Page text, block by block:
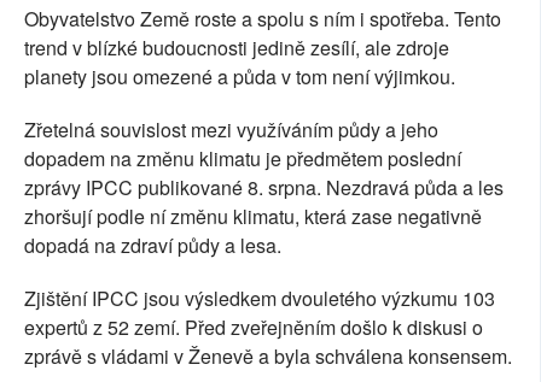
Obyvatelstvo Země roste a spolu s ním i spotřeba. Tento
trend v blízké budoucnosti jedině zesílí, ale zdroje
planety jsou omezené a půda v tom není výjimkou.
Zřetelná souvislost mezi využíváním půdy a jeho
dopadem na změnu klimatu je předmětem poslední
zprávy IPCC publikované 8. srpna. Nezdravá půda a les
zhoršují podle ní změnu klimatu, která zase negativně
dopadá na zdraví půdy a lesa.
Zjištění IPCC jsou výsledkem dvouletého výzkumu 103
expertů z 52 zemí. Před zveřejněním došlo k diskusi o
zprávě s vládami v Ženevě a byla schválena konsensem.